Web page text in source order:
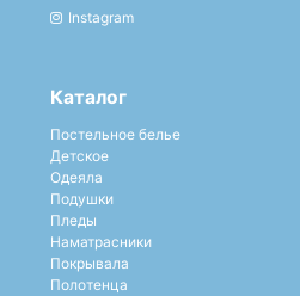
Instagram
Каталог
Постельное белье
Детское
Одеяла
Подушки
Пледы
Наматрасники
Покрывала
Полотенца